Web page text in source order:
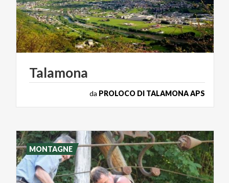
Talamona
da PROLOCO DI TALAMONA APS
MONTAGNE